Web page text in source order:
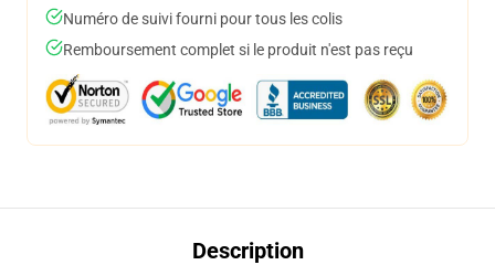
Numéro de suivi fourni pour tous les colis
Remboursement complet si le produit n'est pas reçu
Description